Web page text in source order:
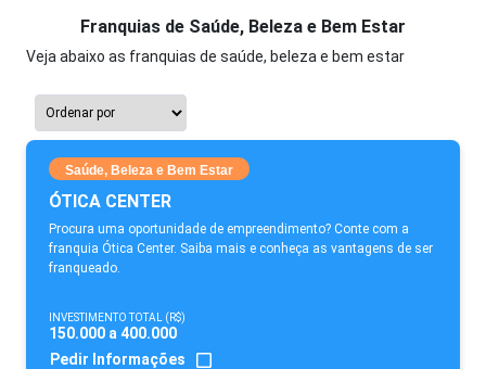
Franquias de Saúde, Beleza e Bem Estar
Veja abaixo as franquias de saúde, beleza e bem estar
Saúde, Beleza e Bem Estar
ÓTICA CENTER
Procura uma oportunidade de empreendimento? Conte com a
franquia Ótica Center. Saiba mais e conheça as vantagens de ser
franqueado.
INVESTIMENTO TOTAL (R$)
150.000 a 400.000
Pedir Informações